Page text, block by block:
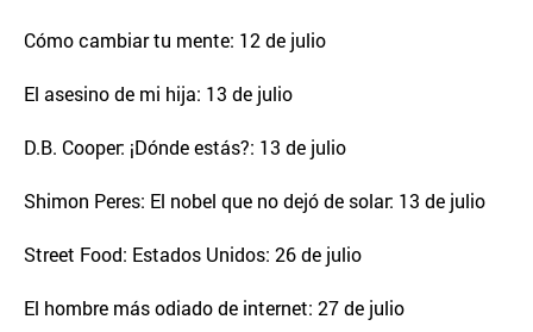
Cómo cambiar tu mente: 12 de julio
El asesino de mi hija: 13 de julio
D.B. Cooper: ¡Dónde estás?: 13 de julio
Shimon Peres: El nobel que no dejó de solar: 13 de julio
Street Food: Estados Unidos: 26 de julio
El hombre más odiado de internet: 27 de julio